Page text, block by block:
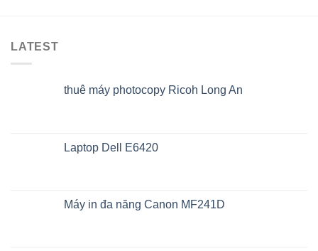
LATEST
thuê máy photocopy Ricoh Long An
Laptop Dell E6420
Máy in đa năng Canon MF241D